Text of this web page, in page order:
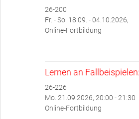
26-200
Fr. - So. 18.09. - 04.10.2026,
Online-Fortbildung
Lernen an
26-226
Mo. 21.09.2026, 20:00 - 21:30
Online-Fortbildung